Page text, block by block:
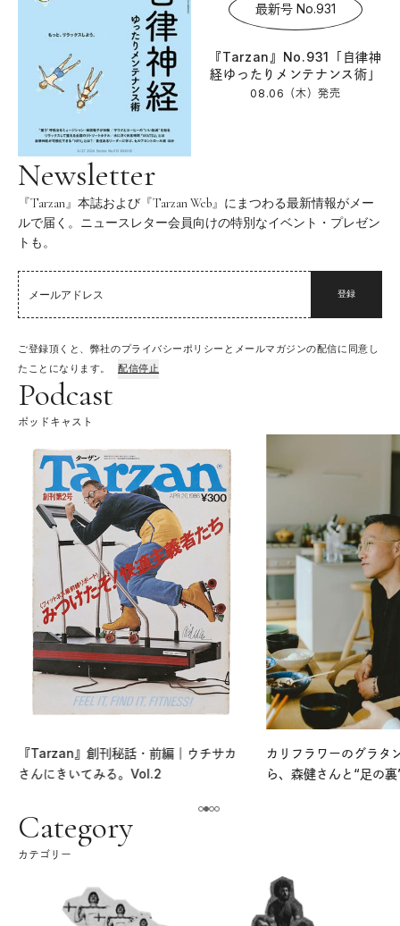
最新号 No.931
『Tarzan』No.931「自律神
経ゆったりメンテナンス術」
08.06（木）発売
Newsletter
『Tarzan』本誌および『Tarzan Web』にまつわる最新情報がメー
ルで届く。ニュースレター会員向けの特別なイベント・プレゼン
トも。
登録
ご登録頂くと、弊社のプライバシーポリシーとメールマガジンの配信に同意し
たことになります。
配信停止
Podcast
ポッドキャスト
『Tarzan』創刊秘話・前編｜ウチサカ
さんにきいてみる。Vol.2
カリフラワーのグラタ
ら、森健さんと“足の
Category
カテゴリー